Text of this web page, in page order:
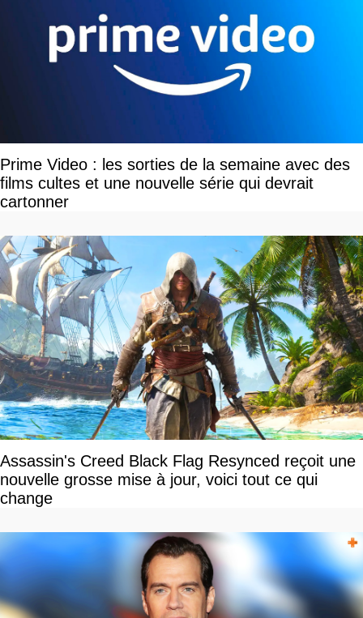
Prime Video : les sorties de la semaine avec des
films cultes et une nouvelle série qui devrait
cartonner
Assassin's Creed Black Flag Resynced reçoit une
nouvelle grosse mise à jour, voici tout ce qui
change